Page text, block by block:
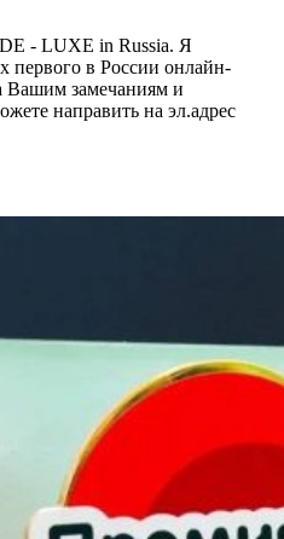
- LUXE in Russia. Я
первого в России онлайн-
Вашим замечаниям и
направить на эл.адрес